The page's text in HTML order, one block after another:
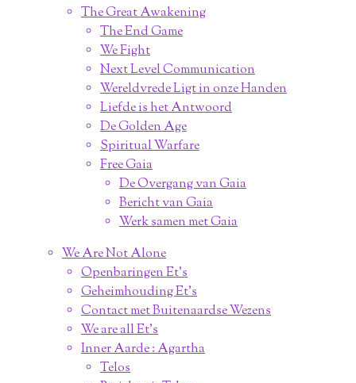
The Great Awakening
The End Game
We Fight
Next Level Communication
Wereldvrede Ligt in onze Handen
Liefde is het Antwoord
De Golden Age
Spiritual Warfare
Free Gaia
De Overgang van Gaia
Bericht van Gaia
Werk samen met Gaia
We Are Not Alone
Openbaringen Et's
Geheimhouding Et's
Contact met Buitenaardse Wezens
We are all Et's
Inner Aarde : Agartha
Telos